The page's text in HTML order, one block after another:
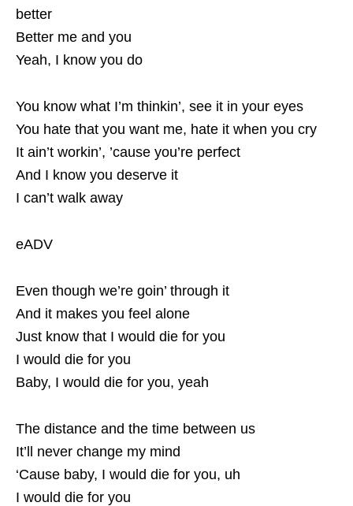
better
Better me and you
Yeah, I know you do
You know what I’m thinkin’, see it in your eyes
You hate that you want me, hate it when you cry
It ain’t workin’, ’cause you’re perfect
And I know you deserve it
I can’t walk away
eADV
Even though we’re goin’ through it
And it makes you feel alone
Just know that I would die for you
I would die for you
Baby, I would die for you, yeah
The distance and the time between us
It’ll never change my mind
‘Cause baby, I would die for you, uh
I would die for you